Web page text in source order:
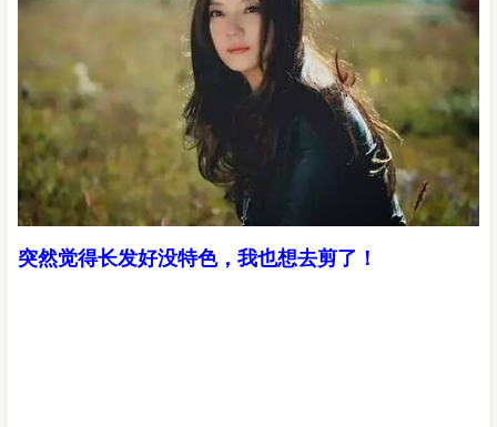
突然觉得长发好没特色，我也想去剪了！